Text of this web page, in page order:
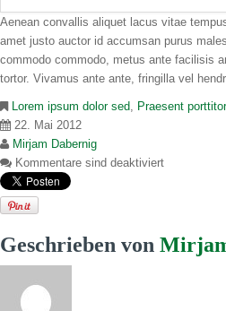
Aenean convallis aliquet lacus vitae
amet justo auctor id accumsan purus
commodo commodo, metus ante facilisis
tortor. Vivamus ante ante, fringilla vel
Lorem ipsum dolor sed, Praesent
22. Mai 2012
Mirjam Dabernig
Kommentare sind deaktiviert
Geschrieben von